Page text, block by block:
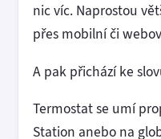
nic víc. Naprostou
přes mobilní či
A pak přichází ke
Termostat se umí
Station anebo na